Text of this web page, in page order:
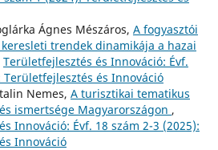
Ágnes Mészáros, A fogyasztói
keresleti trendek dinamikája a hazai
Területfejlesztés és Innováció: Évf.
Területfejlesztés és Innováció
Nemes, A turisztikai tematikus
ismertsége Magyarországon ,
Innováció: Évf. 18 szám 2-3 (2025):
Innováció